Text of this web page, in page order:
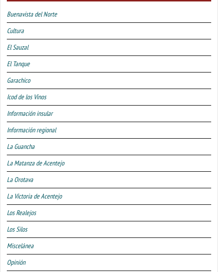
Buenavista del Norte
Cultura
El Sauzal
El Tanque
Garachico
Icod de los Vinos
Información insular
Información regional
La Guancha
La Matanza de Acentejo
La Orotava
La Victoria de Acentejo
Los Realejos
Los Silos
Miscelánea
Opinión